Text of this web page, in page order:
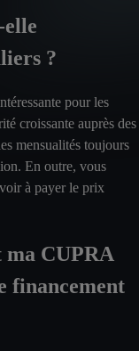
elle
?
pour les
croissante auprès des
mensualités toujours
En outre, vous
à payer le prix
CUPRA
financement